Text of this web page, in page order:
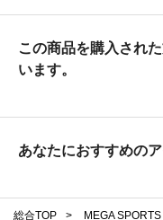
この商品を購入され
います。
あなたにおすすめの
総合TOP > MEGA SPORTS